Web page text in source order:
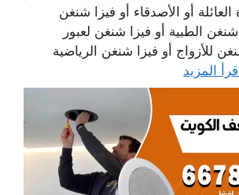
أو الأصدقاء أو فيزا شنغن
شنغن الطبية أو فيزا شنغن لعبور
للأزواج أو فيزا شنغن الرياضية
اقرأ المزيد